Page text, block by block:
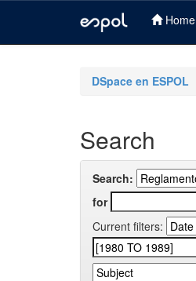
Home
DSpace en ESPOL
Search
Search:
for
Current filters: